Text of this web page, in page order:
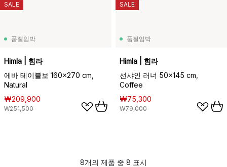
품절임박
Himla | 힘라
에바 테이블보 160x270 cm,
Natural
₩209,900
₩251,500
SALE
품절임박
Himla | 힘라
선샤인 러너 50x145 cm,
Coffee
₩75,300
₩79,000
SALE
8개의 제품 중 8 표시